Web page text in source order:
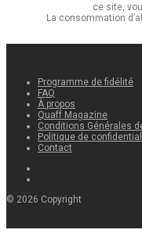
ce site,
La consommation
Programme de fidélité
FAQ
À propos
Quaff Magazine
Conditions Générales
Politique de
Contact
© 2026 Copyright